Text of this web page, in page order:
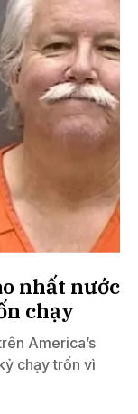
nhất nước
chạy
America’s
chạy trốn vì